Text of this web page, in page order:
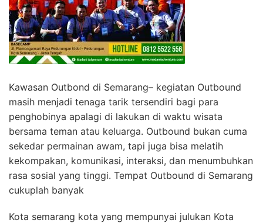
Kawasan Outbond di Semarang– kegiatan Outbound
masih menjadi tenaga tarik tersendiri bagi para
penghobinya apalagi di lakukan di waktu wisata
bersama teman atau keluarga. Outbound bukan cuma
sekedar permainan awam, tapi juga bisa melatih
kekompakan, komunikasi, interaksi, dan menumbuhkan
rasa sosial yang tinggi. Tempat Outbound di Semarang
cukuplah banyak
Kota semarang kota yang mempunyai julukan Kota